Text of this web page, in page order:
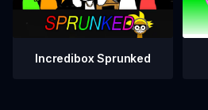
Incredibox Sprunked